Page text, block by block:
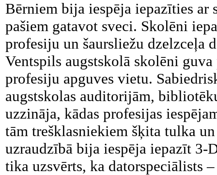
Bērniem bija iespēja iepazīties ar
pašiem gatavot sveci. Skolēni
profesiju un šaursliežu dzelzceļa
Ventspils augstskolā skolēni
profesiju apguves vietu.
augstskolas auditorijām,
uzzināja, kādas profesijas
tām trešklasniekiem šķita tulka
uzraudzībā bija iespēja iepazīt 3-
tika uzsvērts, ka datorspeciālists